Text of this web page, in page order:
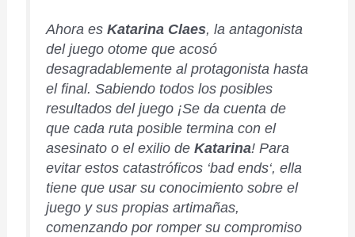
Ahora es Katarina Claes, la antagonista
del juego otome que acosó
desagradablemente al protagonista hasta
el final. Sabiendo todos los posibles
resultados del juego ¡Se da cuenta de
que cada ruta posible termina con el
asesinato o el exilio de Katarina! Para
evitar estos catastróficos ‘bad ends‘, ella
tiene que usar su conocimiento sobre el
juego y sus propias artimañas,
comenzando por romper su compromiso